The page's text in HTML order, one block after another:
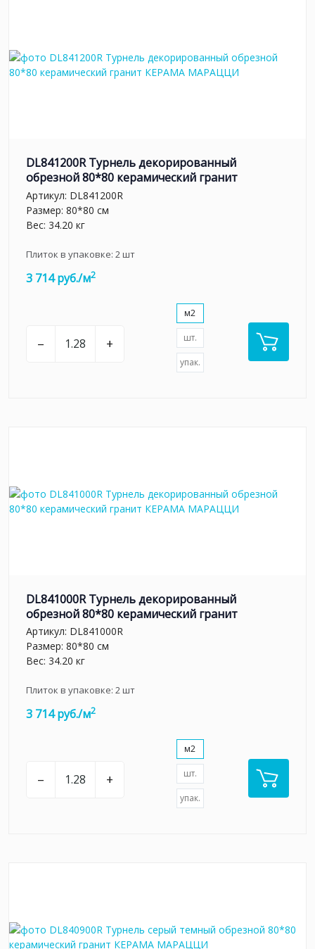
DL841200R Турнель декорированный
обрезной 80*80 керамический гранит
Артикул: DL841200R
Размер: 80*80 см
Вес: 34.20 кг
Плиток в упаковке: 2шт
3 714 руб./м2
– +
м2
шт.
упак.
DL841000R Турнель декорированный
обрезной 80*80 керамический гранит
Артикул: DL841000R
Размер: 80*80 см
Вес: 34.20 кг
Плиток в упаковке: 2шт
3 714 руб./м2
– +
м2
шт.
упак.